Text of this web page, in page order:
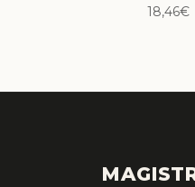
18,46€